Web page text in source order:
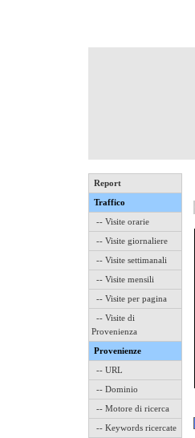
Report
Traffico
-- Visite orarie
-- Visite giornaliere
-- Visite settimanali
-- Visite mensili
-- Visite per pagina
-- Visite di
Provenienza
Provenienze
-- URL
-- Dominio
-- Motore di ricerca
-- Keywords ricercate